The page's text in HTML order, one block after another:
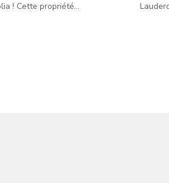
! Cette propriété